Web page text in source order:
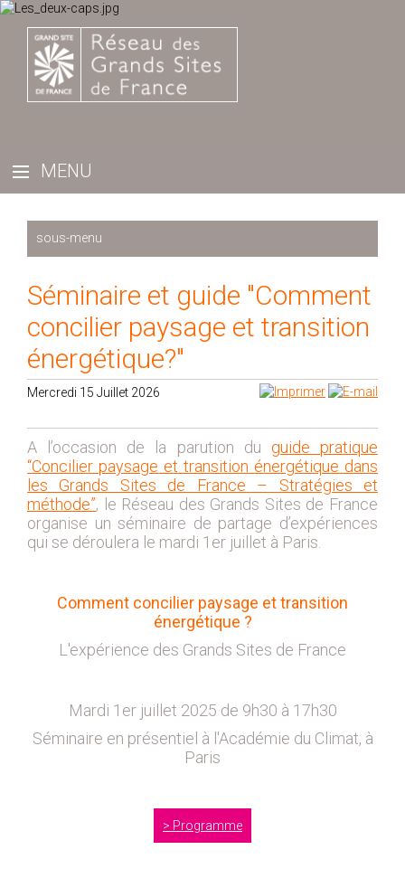
2025
2024
2023
2022
2021
2018
2017
2016
2013
2008
Séminaire et guide "Comment
concilier paysage et transition
énergétique?"
Mercredi 15 Juillet 2026
A l’occasion de la parution du guide pratique
“Concilier paysage et transition énergétique dans
les Grands Sites de France – Stratégies et
méthode”, le Réseau des Grands Sites de France
organise un séminaire de partage d’expériences
qui se déroulera le mardi 1er juillet à Paris.
Comment concilier paysage et transition
énergétique ?
L'expérience des Grands Sites de France
Mardi 1er juillet 2025 de 9h30 à 17h30
Séminaire en présentiel à l'Académie du Climat, à
Paris
Programme